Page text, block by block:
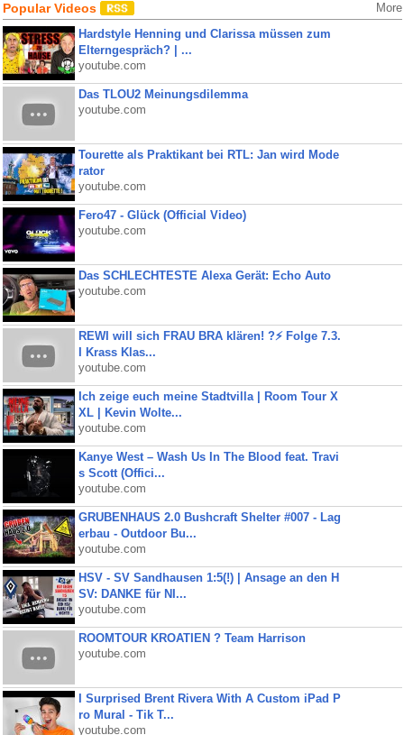
Popular Videos More
Hardstyle Henning und Clarissa müssen zum
Elterngespräch? | ...
youtube.com
Das TLOU2 Meinungsdilemma
youtube.com
Tourette als Praktikant bei RTL: Jan wird Mode
rator
youtube.com
Fero47 - Glück (Official Video)
youtube.com
Das SCHLECHTESTE Alexa Gerät: Echo Auto
youtube.com
REWI will sich FRAU BRA klären! ?⚡️ Folge 7.3.
I Krass Klas...
youtube.com
Ich zeige euch meine Stadtvilla | Room Tour X
XL | Kevin Wolte...
youtube.com
Kanye West – Wash Us In The Blood feat. Travi
s Scott (Offici...
youtube.com
GRUBENHAUS 2.0 Bushcraft Shelter #007 - Lag
erbau - Outdoor Bu...
youtube.com
HSV - SV Sandhausen 1:5(!) | Ansage an den H
SV: DANKE für NI...
youtube.com
ROOMTOUR KROATIEN ? Team Harrison
youtube.com
I Surprised Brent Rivera With A Custom iPad P
ro Mural - Tik T...
youtube.com